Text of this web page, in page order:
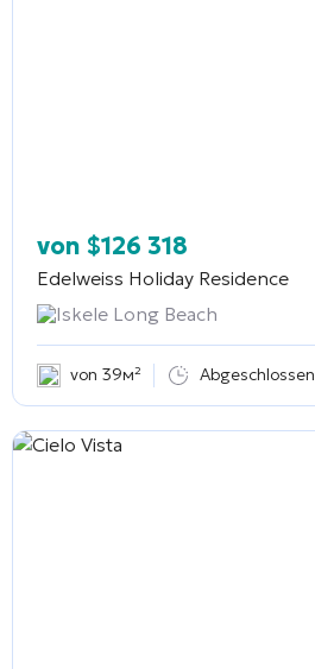
von $126 318
Edelweiss Holiday Residence
Iskele Long Beach
von 39м² Abgeschlossen